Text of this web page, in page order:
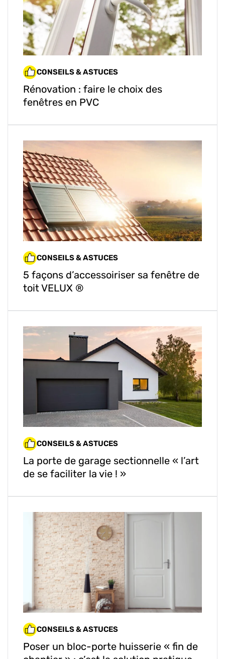
CONSEILS & ASTUCES
Rénovation : faire le choix des
fenêtres en PVC
CONSEILS & ASTUCES
5 façons d’accessoiriser sa fenêtre de
toit VELUX ®
CONSEILS & ASTUCES
La porte de garage sectionnelle « l’art
de se faciliter la vie ! »
CONSEILS & ASTUCES
Poser un bloc-porte huisserie « fin de